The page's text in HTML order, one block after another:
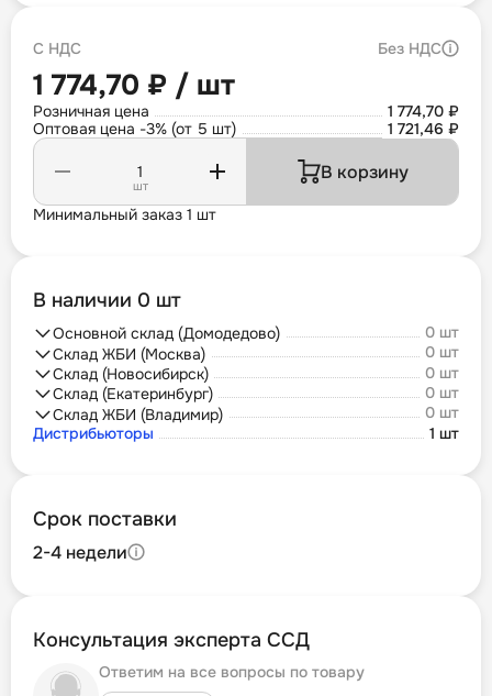
С НДС Без НДС
1 774,70 ₽ / шт
Розничная цена
1 774,70 ₽
Оптовая цена -3% (от 5 шт)
1 721,46 ₽
шт
В корзину
Минимальный заказ 1 шт
В наличии 0 шт
Основной склад (Домодедово)
0 шт
Склад ЖБИ (Москва)
0 шт
Склад (Новосибирск)
0 шт
Склад (Екатеринбург)
0 шт
Склад ЖБИ (Владимир)
0 шт
Дистрибьюторы
1 шт
Срок поставки
2-4 недели
Консультация эксперта ССД
Ответим на все вопросы по товару